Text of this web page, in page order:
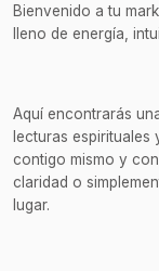
Bienvenido a tu
lleno de energía,
Aquí encontrarás
lecturas
contigo mismo y
claridad o
lugar.